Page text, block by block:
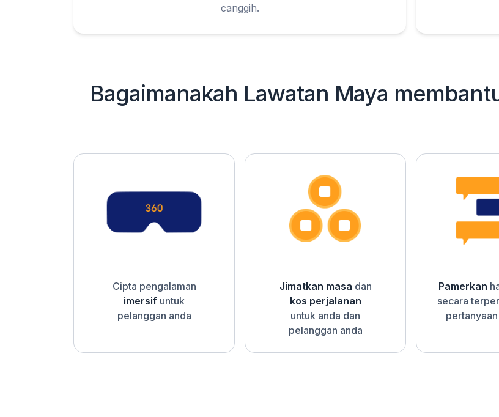
canggih.
Bagaimanakah Lawatan Maya
Cipta pengalaman
imersif untuk
pelanggan anda
Jimatkan masa dan
kos perjalanan
untuk anda dan
pelanggan anda
Pamerkan
secara